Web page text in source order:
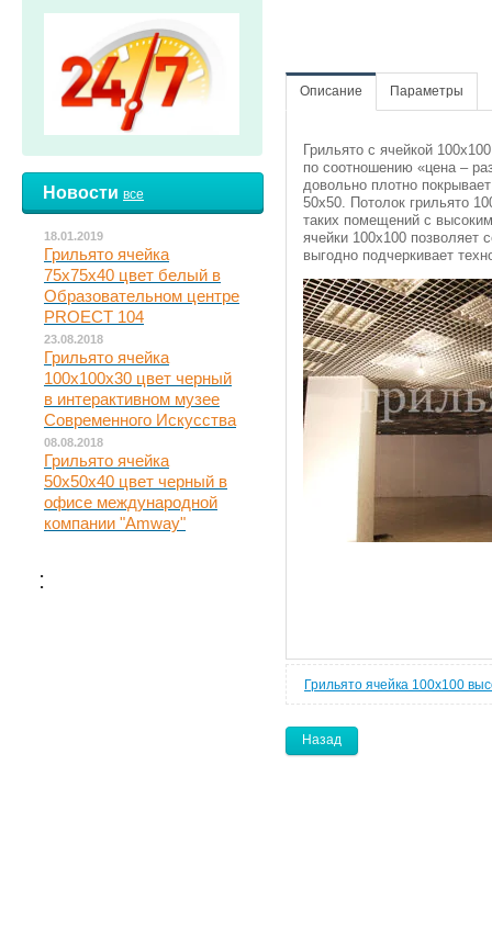
Новости все
18.01.2019
Грильято ячейка
75х75х40 цвет белый в
Образовательном центре
PROECT 104
23.08.2018
Грильято ячейка
100х100х30 цвет черный
в интерактивном музее
Современного Искусства
08.08.2018
Грильято ячейка
50х50х40 цвет черный в
офисе международной
компании "Amway"
:
Описание Параметры
Грильято с ячейкой
по соотношению «цена –
довольно плотно
50х50. Потолок грильято
таких помещений с
ячейки 100х100 позволяет
выгодно подчеркивает
Грильято ячейка 100х100
Назад